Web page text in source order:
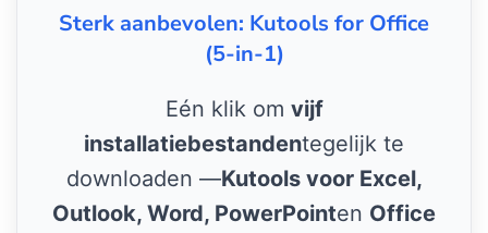
Sterk aanbevolen: Kutools for Office
(5-in-1)
Eén klik om vijf
installatiebestandentegelijk te
downloaden —Kutools voor Excel,
Outlook, Word, PowerPointen Office